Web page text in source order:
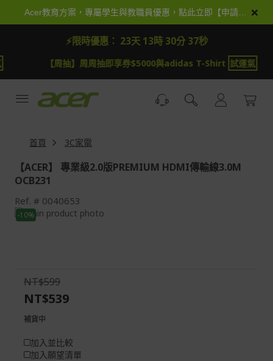
×
⚡限時優惠： 23天 13時 30分 37秒
【周抽】周周抽即享券$5000與adidas T-Shirt試運氣
首頁 3C家電
【ACER】 專業級2.0版PREMIUM HDMI傳輸線3.0M
OCB231
Ref. 0040653
Skip
to
images
gallery
-10%
Skip
the
images
NT$599
NT$539
補貨中
加入並比較
加入願望清單